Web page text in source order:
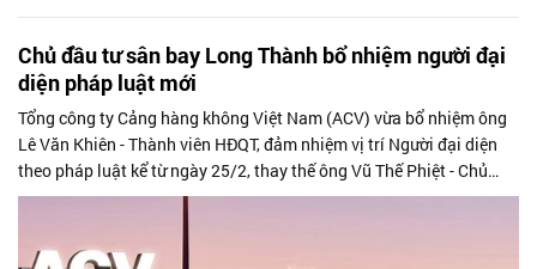
Chủ đầu tư sân bay Long Thành bổ nhiệm người đại
diện pháp luật mới
Tổng công ty Cảng hàng không Việt Nam (ACV) vừa bổ nhiệm ông
Lê Văn Khiên - Thành viên HĐQT, đảm nhiệm vị trí Người đại diện
theo pháp luật kể từ ngày 25/2, thay thế ông Vũ Thế Phiệt - Chủ
tịch HĐQT.